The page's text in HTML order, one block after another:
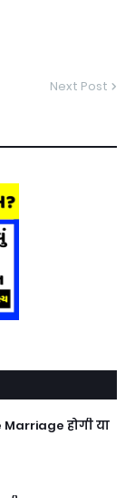
Next Post
होगी या